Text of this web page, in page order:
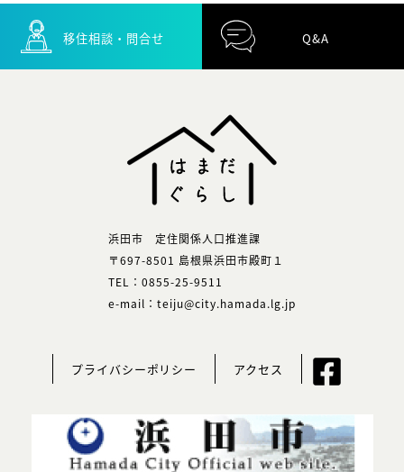
移住相談・問合せ Q&A
浜田市 定住関係人口推進課
〒697-8501 島根県浜田市殿町１
TEL：0855-25-9511
e-mail：teiju@city.hamada.lg.jp
プライバシーポリシー アクセス